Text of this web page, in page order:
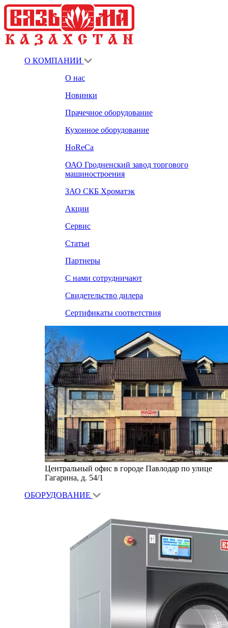
О КОМПАНИИ
О нас
Новинки
Прачечное оборудование
Кухонное оборудование
HoReCa
ОАО Гродненский завод торгового
машиностроения
ЗАО СКБ Хроматэк
Акции
Сервис
Статьи
Партнеры
С нами сотрудничают
Свидетельство дилера
Сертификаты соответствия
Центральный офис в городе Павлодар по улице
Гагарина, д. 54/1
ОБОРУДОВАНИЕ